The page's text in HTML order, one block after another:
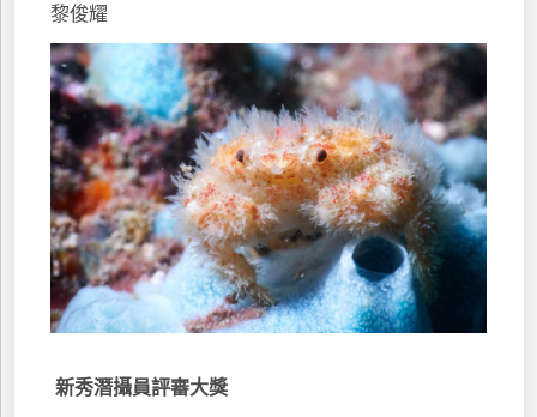
黎俊耀
新秀潛攝員評審大獎